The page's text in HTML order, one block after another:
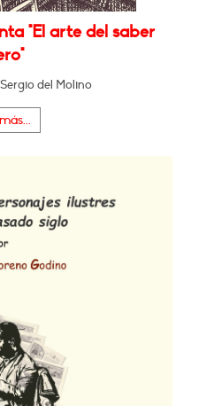
"El arte del saber
del Molino